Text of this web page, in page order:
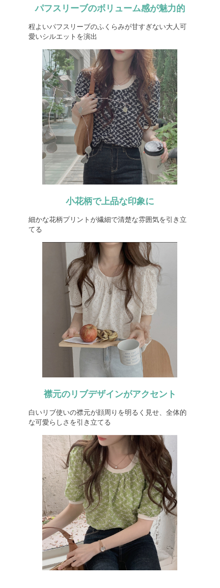
パフスリーブのボリューム感が魅力的
程よいパフスリーブのふくらみが甘すぎない大人可
愛いシルエットを演出
小花柄で上品な印象に
細かな花柄プリントが繊細で清楚な雰囲気を引き立
てる
襟元のリブデザインがアクセント
白いリブ使いの襟元が顔周りを明るく見せ、全体的
な可愛らしさを引き立てる